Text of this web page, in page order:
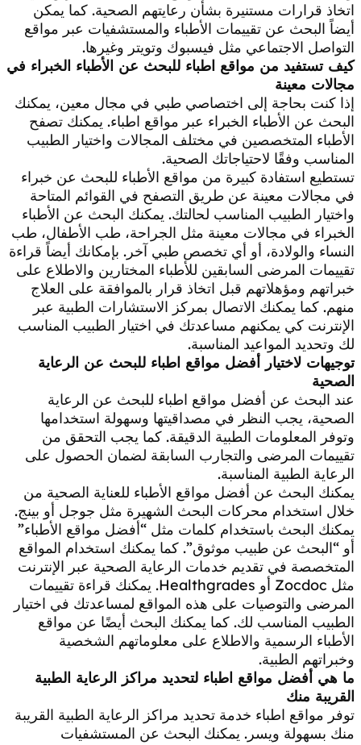
اتخاذ قرارات مستنيرة بشأن رعايتهم الصحية. كما يمكن
أيضاً البحث عن تقييمات الأطباء والمستشفيات عبر مواقع
التواصل الاجتماعي مثل فيسبوك وتويتر وغيرها.
كيف تستفيد من مواقع اطباء للبحث عن الأطباء الخبراء في
مجالات معينة
إذا كنت بحاجة إلى اختصاصي طبي في مجال معين، يمكنك
البحث عن الأطباء الخبراء عبر مواقع اطباء. يمكنك تصفح
الأطباء المتخصصين في مختلف المجالات واختيار الطبيب
المناسب وفقًا لاحتياجاتك الصحية.
تستطيع استفادة كبيرة من مواقع الأطباء للبحث عن خبراء
في مجالات معينة عن طريق التصفح في القوائم المتاحة
واختيار الطبيب المناسب لحالتك. يمكنك البحث عن الأطباء
الخبراء في مجالات معينة مثل الجراحة، طب الأطفال، طب
النساء والولادة، أو أي تخصص طبي آخر. بإمكانك أيضاً قراءة
تقييمات المرضى السابقين للأطباء المختارين والاطلاع على
خبراتهم ومؤهلاتهم قبل اتخاذ قرار بالموافقة على العلاج
منهم. كما يمكنك الاتصال بمركز الاستشارات الطبية عبر
الإنترنت كي يمكنهم مساعدتك في اختيار الطبيب المناسب
لك وتحديد المواعيد المناسبة.
توجيهات لاختيار أفضل مواقع اطباء للبحث عن الرعاية
الصحية
عند البحث عن أفضل مواقع اطباء للبحث عن الرعاية
الصحية، يجب النظر في مصداقيتها وسهولة استخدامها
وتوفر المعلومات الطبية الدقيقة. كما يجب التحقق من
تقييمات المرضى والتجارب السابقة لضمان الحصول على
الرعاية الطبية المناسبة.
يمكنك البحث عن أفضل مواقع الأطباء للعناية الصحية من
خلال استخدام محركات البحث الشهيرة مثل جوجل أو بينج.
يمكنك البحث باستخدام كلمات مثل “أفضل مواقع الأطباء”
أو “البحث عن طبيب موثوق”. كما يمكنك استخدام المواقع
المتخصصة في تقديم خدمات الرعاية الصحية عبر الإنترنت
مثل Zocdoc أو Healthgrades. يمكنك قراءة تقييمات
المرضى والتوصيات على هذه المواقع لمساعدتك في اختيار
الطبيب المناسب لك. كما يمكنك البحث أيضًا عن مواقع
الأطباء الرسمية والاطلاع على معلوماتهم الشخصية
وخبراتهم الطبية.
ما هي أفضل مواقع اطباء لتحديد مراكز الرعاية الطبية
القريبة منك
توفر مواقع اطباء خدمة تحديد مراكز الرعاية الطبية القريبة
منك بسهولة ويسر. يمكنك البحث عن المستشفيات